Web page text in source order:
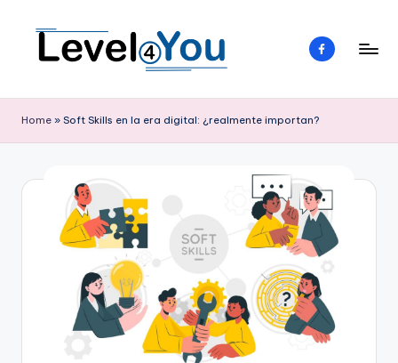
Saltar
e
v
e
emprendedora
Elemento
del
Home » Soft Skills en la era digital: ¿realmente importan?